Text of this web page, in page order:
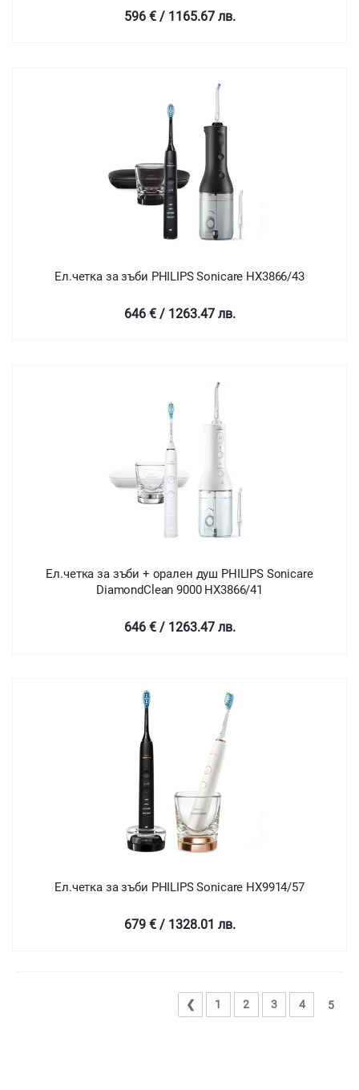
596 € / 1165.67 лв.
Ел.четка за зъби PHILIPS Sonicare HX3866/43
646 € / 1263.47 лв.
Ел.четка за зъби + орален душ PHILIPS Sonicare
DiamondClean 9000 HX3866/41
646 € / 1263.47 лв.
Ел.четка за зъби PHILIPS Sonicare HX9914/57
679 € / 1328.01 лв.
❮ 1 2 3 4 5